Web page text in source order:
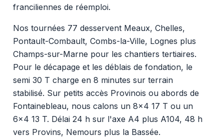
franciliennes de réemploi.
Nos tournées 77 desservent Meaux, Chelles,
Pontault-Combault, Combs-la-Ville, Lognes plus
Champs-sur-Marne pour les chantiers tertiaires.
Pour le décapage et les déblais de fondation, le
semi 30 T charge en 8 minutes sur terrain
stabilisé. Sur petits accès Provinois ou abords de
Fontainebleau, nous calons un 8x4 17 T ou un
6x4 13 T. Délai 24 h sur l'axe A4 plus A104, 48 h
vers Provins, Nemours plus la Bassée.